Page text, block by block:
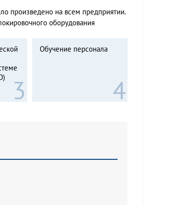
произведено на всем предприятии.
оборудования
Обучение персонала